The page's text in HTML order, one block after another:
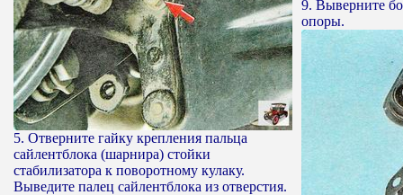
5. Отверните гайку крепления пальца
сайлентблока (шарнира) стойки
стабилизатора к поворотному кулаку.
Выведите палец сайлентблока из отверстия.
9. Выверните
опоры.